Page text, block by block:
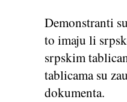
Demonstranti
to imaju li
srpskim
tablicama su
dokumenta.